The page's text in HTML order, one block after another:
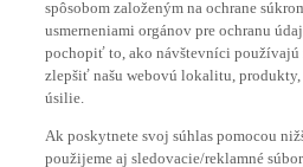
spôsobom založeným na ochrane
usmerneniami orgánov pre ochranu
pochopiť to, ako návštevníci používajú
zlepšiť našu webovú lokalitu,
úsilie.
Ak poskytnete svoj súhlas pomocou
použijeme aj sledovacie/reklamné